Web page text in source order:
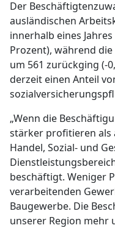
Der
ausländischen
innerhalb eines
Prozent), während
um 561 zurückging (-
derzeit einen Anteil
„Wenn die
stärker profitieren als
Handel, Sozial- und
beschäftigt. Weniger
verarbeitenden
Baugewerbe. Die
unserer Region mehr